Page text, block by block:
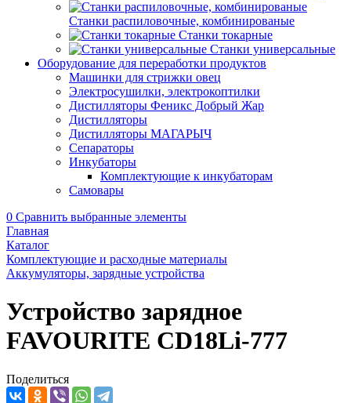
Станки распиловочные, комбинированые
Станки токарные
Станки универсальные
Оборудование для переработки продуктов
Машинки для стрижки овец
Электросушилки, электрокоптилки
Дистилляторы Феникс Добрый Жар
Дистилляторы
Дистилляторы МАГАРЫЧ
Сепараторы
Инкубаторы
Комплектующие к инкубаторам
Самовары
0 Сравнить выбранные элементы
Главная
Каталог
Комплектующие и расходные материалы
Аккумуляторы, зарядные устройства
Устройство зарядное
FAVOURITE CD18Li-777
Поделиться